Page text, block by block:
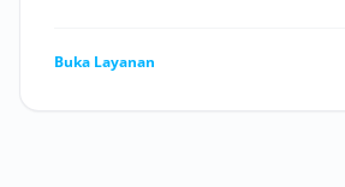
Buka Layanan